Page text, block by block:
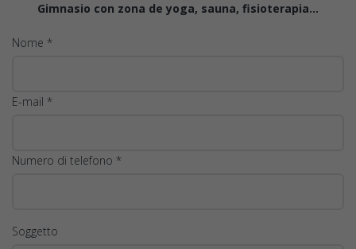
Gimnasio con zona de yoga, sauna, fisioterapia...
Nome *
E-mail *
Numero di telefono *
Soggetto